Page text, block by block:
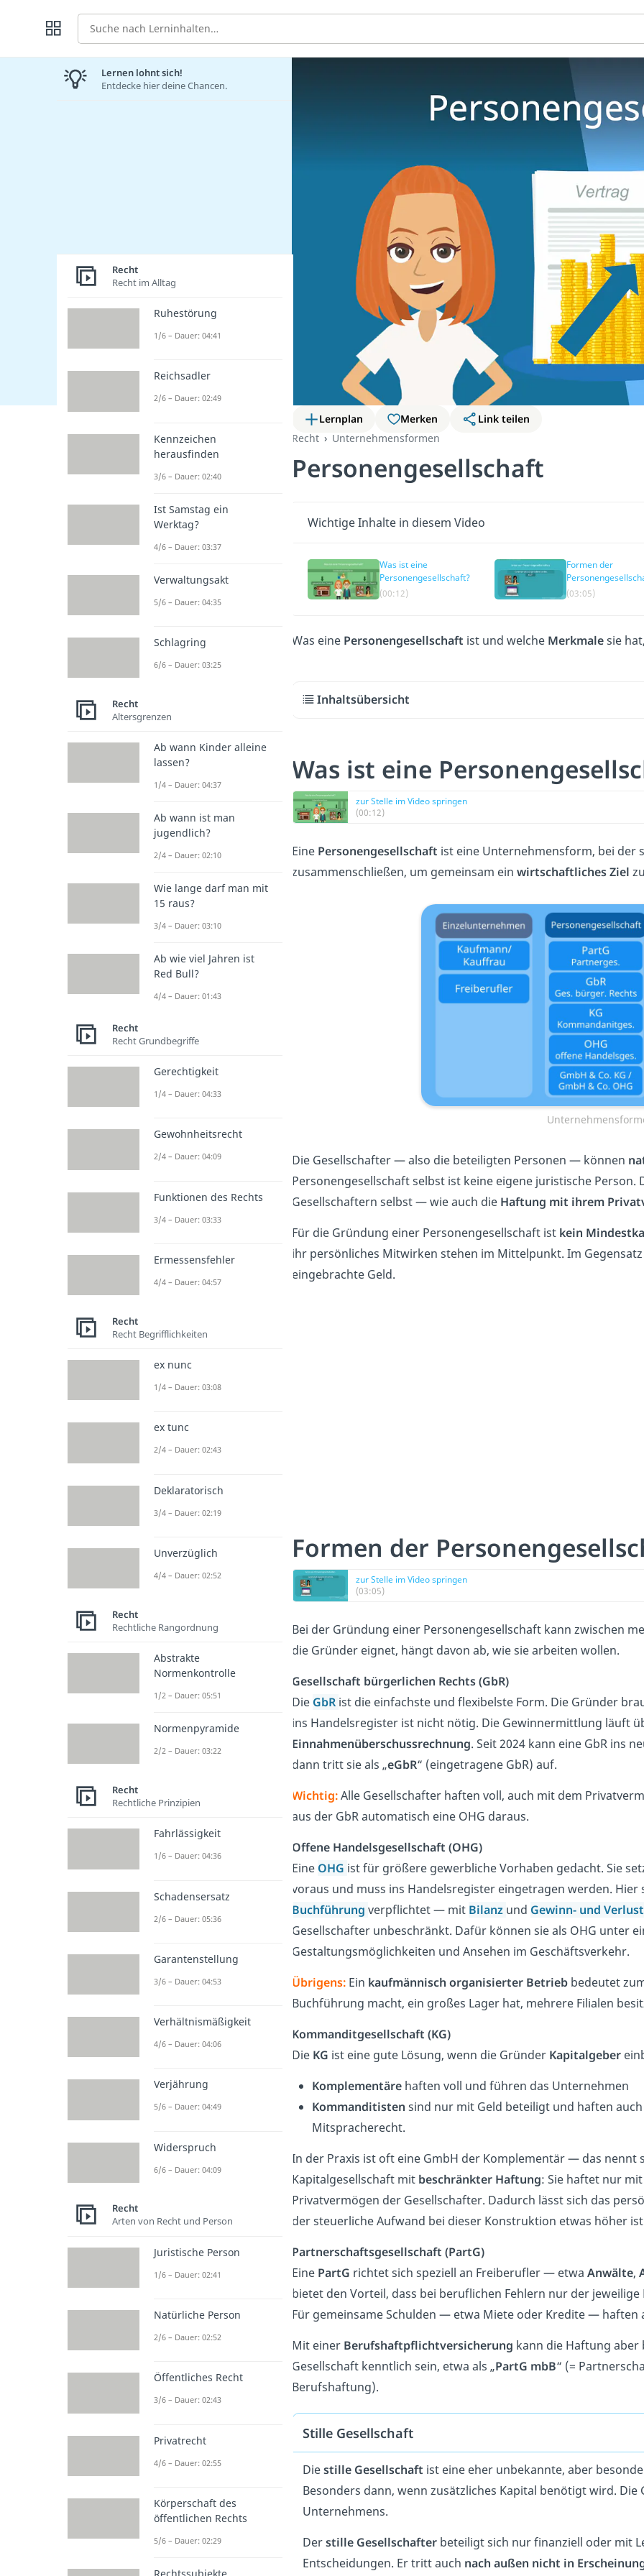
Suche
Lernplan Merken
Link teilen
Recht
Unternehmensformen
Personengesellschaft
Wichtige Inhalte in diesem Video
Was ist eine
Personengesellschaft?
(00:12)
Formen der
(03:05)
Was eine Personengesellschaft ist und welche Merkmalesie
Inhaltsübersicht
Was ist eine
zur Stelle im Video springen
(00:12)
Eine Personengesellschaft ist eine Unternehmensform, bei der
zusammenschließen, um gemeinsam ein wirtschaftliches Ziel
Die Gesellschafter — also die beteiligten Personen — können
Personengesellschaft selbst ist keine eigene juristische Person.
Gesellschaftern selbst — wie auch die Haftung mit ihrem
Für die Gründung einer Personengesellschaft ist kein
ihr persönliches Mitwirken stehen im Mittelpunkt. Im
eingebrachte Geld.
Formen der
zur Stelle im Video springen
(03:05)
Bei der Gründung einer Personengesellschaft kann zwischen
die Gründer eignet, hängt davon ab, wie sie arbeiten wollen.
Gesellschaft bürgerlichen Rechts (GbR)
Die GbR ist die einfachste und flexibelste Form. Die Gründer
ins Handelsregister ist nicht nötig. Die Gewinnermittlung läuft
Einnahmenüberschussrechnung. Seit 2024 kann eine GbR ins
dann tritt sie als „eGbR“ (eingetragene GbR) auf.
Wichtig:Alle Gesellschafter haften voll, auch mit dem
aus der GbR automatisch eine OHG daraus.
Offene Handelsgesellschaft (OHG)
Eine OHG ist für größere gewerbliche Vorhaben gedacht. Sie
voraus und muss ins Handelsregister eingetragen werden.
Buchführung verpflichtet — mit Bilanz und Gewinn- und
Gesellschafter unbeschränkt. Dafür können sie als OHG unter
Gestaltungsmöglichkeiten und Ansehen im Geschäftsverkehr.
Übrigens:Ein kaufmännisch organisierter Betriebbedeutet
Buchführung macht, ein großes Lager hat, mehrere Filialen
Kommanditgesellschaft (KG)
Die KG ist eine gute Lösung, wenn die Gründer Kapitalgeber
Komplementärehaften voll und führen das Unternehmen
Kommanditisten sind nur mit Geld beteiligt und haften
Mitspracherecht.
In der Praxis ist oft eine GmbH der Komplementär — das nennt
Kapitalgesellschaft mit beschränkter Haftung: Sie haftet nur
Privatvermögen der Gesellschafter. Dadurch lässt sich das
der steuerliche Aufwand bei dieser Konstruktion etwas höher
Partnerschaftsgesellschaft (PartG)
Eine PartG richtet sich speziell an Freiberufler — etwa Anwälte,
bietet den Vorteil, dass bei beruflichen Fehlern nur der
Für gemeinsame Schulden — etwa Miete oder Kredite — haften
Mit einer Berufshaftpflichtversicherung kann die Haftung aber
Gesellschaft kenntlich sein, etwa als „PartG mbB“ (=
Berufshaftung).
Stille Gesellschaft
Diestille Gesellschaft ist eine eher unbekannte, aber
Besonders dann, wenn zusätzliches Kapital benötigt wird.
Unternehmens.
Derstille Gesellschafterbeteiligt sich nur finanziell oder mit
Entscheidungen. Er tritt auch nach außen nicht in
Lernen lohnt sich!
Entdecke hier deine Chancen.
Recht
Recht im Alltag
Ruhestörung
1/6 – Dauer: 04:41
Reichsadler
2/6 – Dauer: 02:49
Kennzeichen
herausfinden
3/6 – Dauer: 02:40
Ist Samstag ein
Werktag?
4/6 – Dauer: 03:37
Verwaltungsakt
5/6 – Dauer: 04:35
Schlagring
6/6 – Dauer: 03:25
Recht
Altersgrenzen
Ab wann Kinder alleine
lassen?
1/4 – Dauer: 04:37
Ab wann ist man
jugendlich?
2/4 – Dauer: 02:10
Wie lange darf man mit
15 raus?
3/4 – Dauer: 03:10
Ab wie viel Jahren ist
Red Bull?
4/4 – Dauer: 01:43
Recht
Recht Grundbegriffe
Gerechtigkeit
1/4 – Dauer: 04:33
Gewohnheitsrecht
2/4 – Dauer: 04:09
Funktionen des Rechts
3/4 – Dauer: 03:33
Ermessensfehler
4/4 – Dauer: 04:57
Recht
Recht Begrifflichkeiten
ex nunc
1/4 – Dauer: 03:08
ex tunc
2/4 – Dauer: 02:43
Deklaratorisch
3/4 – Dauer: 02:19
Unverzüglich
4/4 – Dauer: 02:52
Recht
Rechtliche Rangordnung
Abstrakte
Normenkontrolle
1/2 – Dauer: 05:51
Normenpyramide
2/2 – Dauer: 03:22
Recht
Rechtliche Prinzipien
Fahrlässigkeit
1/6 – Dauer: 04:36
Schadensersatz
2/6 – Dauer: 05:36
Garantenstellung
3/6 – Dauer: 04:53
Verhältnismäßigkeit
4/6 – Dauer: 04:06
Verjährung
5/6 – Dauer: 04:49
Widerspruch
6/6 – Dauer: 04:09
Recht
Arten von Recht und Person
Juristische Person
1/6 – Dauer: 02:41
Natürliche Person
2/6 – Dauer: 02:52
Öffentliches Recht
3/6 – Dauer: 02:43
Privatrecht
4/6 – Dauer: 02:55
Körperschaft des
öffentlichen Rechts
5/6 – Dauer: 02:29